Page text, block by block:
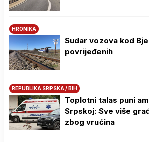
HRONIKA
Sudar vozova kod
povrijeđenih
REPUBLIKA SRPSKA / BIH
Toplotni talas puni
Srpskoj: Sve više
zbog vrućina